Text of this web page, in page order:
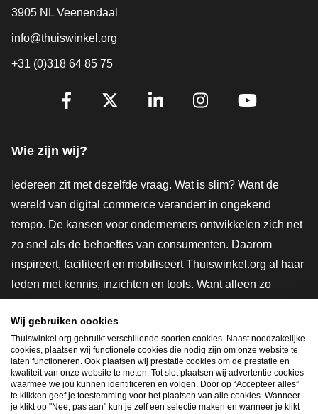
3905 NL Veenendaal
info@thuiswinkel.org
+31 (0)318 64 85 75
Volg je ons al?
Wie zijn wij?
Iedereen zit met dezelfde vraag. Wat is slim? Want de
wereld van digital commerce verandert in ongekend
tempo. De kansen voor ondernemers ontwikkelen zich net
zo snel als de behoeftes van consumenten. Daarom
inspireert, faciliteert en mobiliseert Thuiswinkel.org al haar
leden met kennis, inzichten en tools. Want alleen zo
innovatievere toekomst. Dus groei ook mee en maak
shoppen slimmer.
Lid worden
Wij gebruiken cookies
Thuiswinkel.org gebruikt verschillende soorten cookies. Naast noodzakelijke
cookies, plaatsen wij functionele cookies die nodig zijn om onze website te
laten functioneren. Ook plaatsen wij prestatie cookies om de prestatie en
kwaliteit van onze website te meten. Tot slot plaatsen wij advertentie cookies
waarmee we jou kunnen identificeren en volgen. Door op “Accepteer alles”
te klikken geef je toestemming voor het plaatsen van alle cookies. Wanneer
je klikt op "Nee, pas aan" kun je zelf een selectie maken en wanneer je klikt